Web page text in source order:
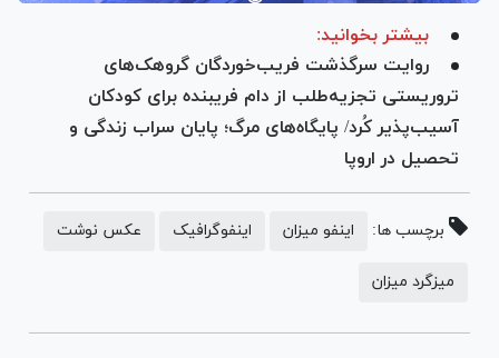
بیشتر بخوانید:
روایت سرگذشت فریب‌خوردگان گروهک‌های
تروریستی تجزیه‌طلب از دام فریبنده برای کودکان
آسیب‌پذیر کُرد/ پایگاه‌های مرگ؛ پایان سراب زندگی و
تحصیل در اروپا
برچسب ها: اینفو میزان اینفوگرافیک عکس نوشت
میزگرد میزان